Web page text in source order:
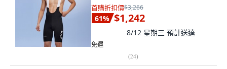
首購折扣價$3,266
61% $1,242
8/12 星期三 預計送達
免運
(24)